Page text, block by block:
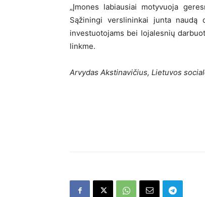
„Įmones labiausiai motyvuoja
Sąžiningi verslininkai junta naudą
investuotojams bei lojalesnių
linkme.
Arvydas Akstinavičius, Lietuvos